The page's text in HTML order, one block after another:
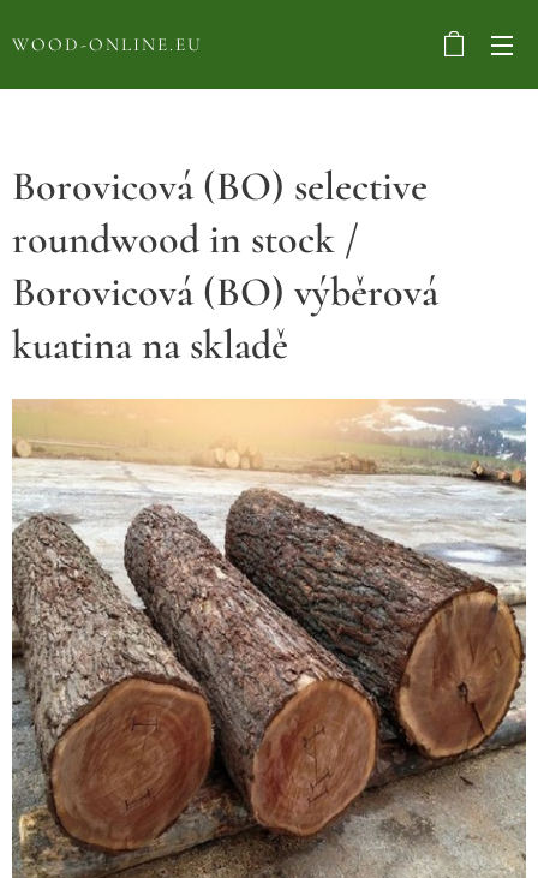
WOOD-ONLINE.EU
Borovicová (BO) selective
roundwood in stock /
Borovicová (BO) výběrová
kuatina na skladě